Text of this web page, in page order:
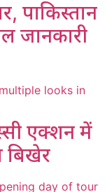
पाकिस्तान
जानकारी
एक्शन में
बिखेर